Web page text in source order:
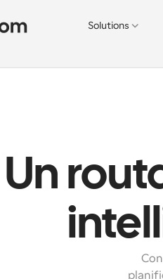
Solutions
Un